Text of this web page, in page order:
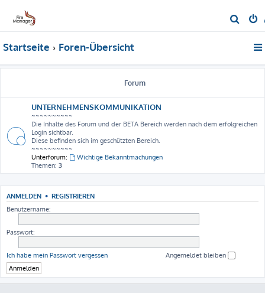
u
Startseite Foren-Übersicht
Forum
UNTERNEHMENSKOMMUNIKATION
~~~~~~~~~~
Die Inhalte des Forum und der BETA Bereich werden nach dem erfolgreichen
Login sichtbar.
Diese befinden sich im geschützten Bereich.
~~~~~~~~~~
Unterforum:
Wichtige Bekanntmachungen
Themen: 3
ANMELDEN • REGISTRIEREN
Benutzername:
Passwort:
Ich habe mein Passwort vergessen Angemeldet bleiben